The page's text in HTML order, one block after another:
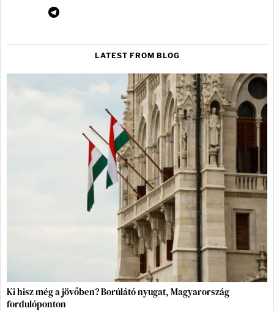
LATEST FROM BLOG
Ki hisz még a jövőben? Borúlátó nyugat, Magyarország
fordulóponton